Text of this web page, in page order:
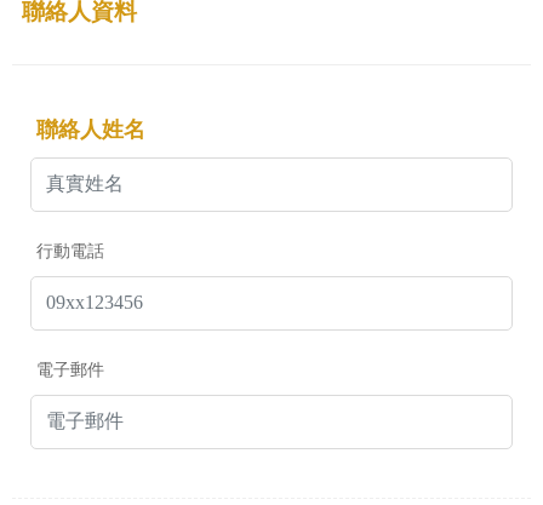
聯絡人資料
聯絡人姓名
行動電話
電子郵件